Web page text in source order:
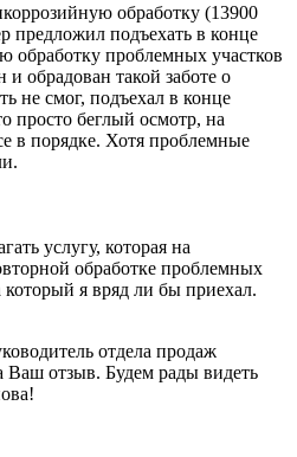
обработку (13900
предложил подъехать в конце
обработку проблемных участков
такой заботе о
не смог, подъехал в конце
просто беглый осмотр, на
в порядке. Хотя проблемные
услугу, которая на
обработке проблемных
который я вряд ли бы приехал.
отдела продаж
Ваш отзыв. Будем рады видеть